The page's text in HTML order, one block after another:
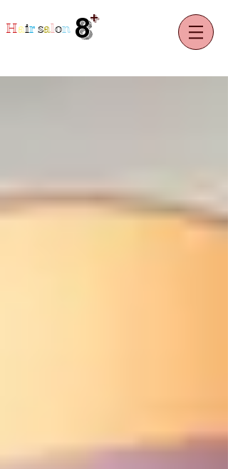
8
Hairsalon +